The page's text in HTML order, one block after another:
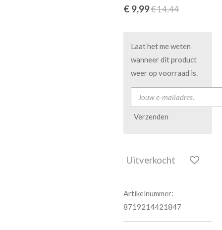
€ 9,99€ 14,44
Laat het me weten
wanneer dit product
weer op voorraad is.
Verzenden
Uitverkocht
Artikelnummer:
8719214421847